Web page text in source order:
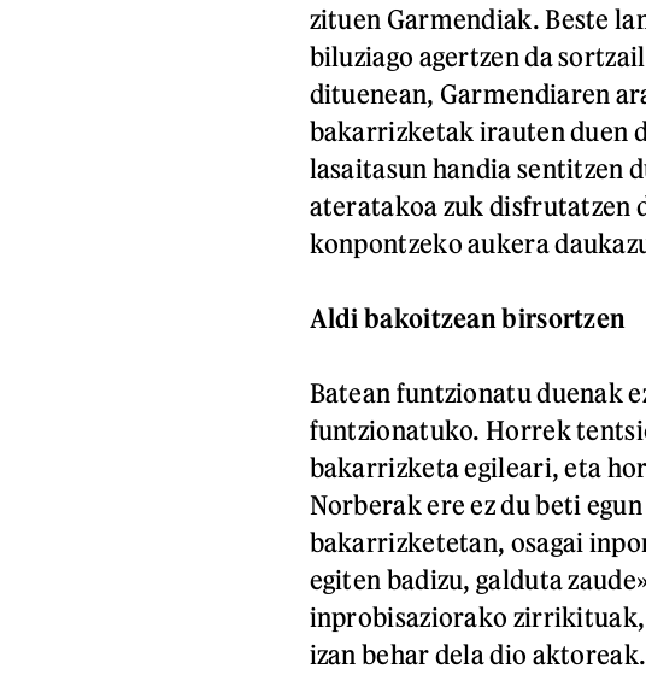
zituen Garmendiak. Beste
biluziago agertzen da
dituenean, Garmendiaren
bakarrizketak irauten duen
lasaitasun handia sentitzen
ateratakoa zuk disfrutatzen
konpontzeko aukera
Aldi bakoitzean birsortzen
Batean funtzionatu duenak
funtzionatuko. Horrek
bakarrizketa egileari, eta
Norberak ere ez du beti
bakarrizketetan, osagai
egiten badizu, galduta
inprobisaziorako zirrikituak,
izan behar dela dio